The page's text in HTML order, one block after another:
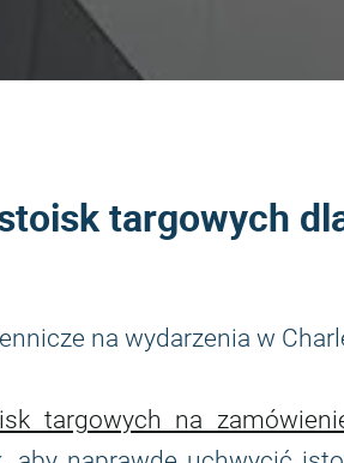
targowych
na wydarzenia w
targowych na